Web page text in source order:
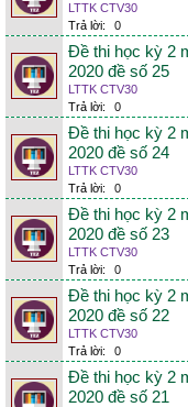
LTTK CTV30
Trả lời:
0
Đề thi học kỳ 2
2020 đề số 25
LTTK CTV30
Trả lời:
0
Đề thi học kỳ 2
2020 đề số 24
LTTK CTV30
Trả lời:
0
Đề thi học kỳ 2
2020 đề số 23
LTTK CTV30
Trả lời:
0
Đề thi học kỳ 2
2020 đề số 22
LTTK CTV30
Trả lời:
0
Đề thi học kỳ 2
2020 đề số 21